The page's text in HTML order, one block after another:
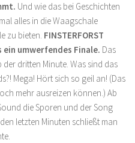
Und wie das bei Geschichten
alles in die Waagschale
zu bieten. FINSTERFORST
ein umwerfendes Finale. Das
dritten Minute. Was sind das
Mega! Hört sich so geil an! (Das
mehr ausreizen können.) Ab
die Sporen und der Song
letzten Minuten schließt man